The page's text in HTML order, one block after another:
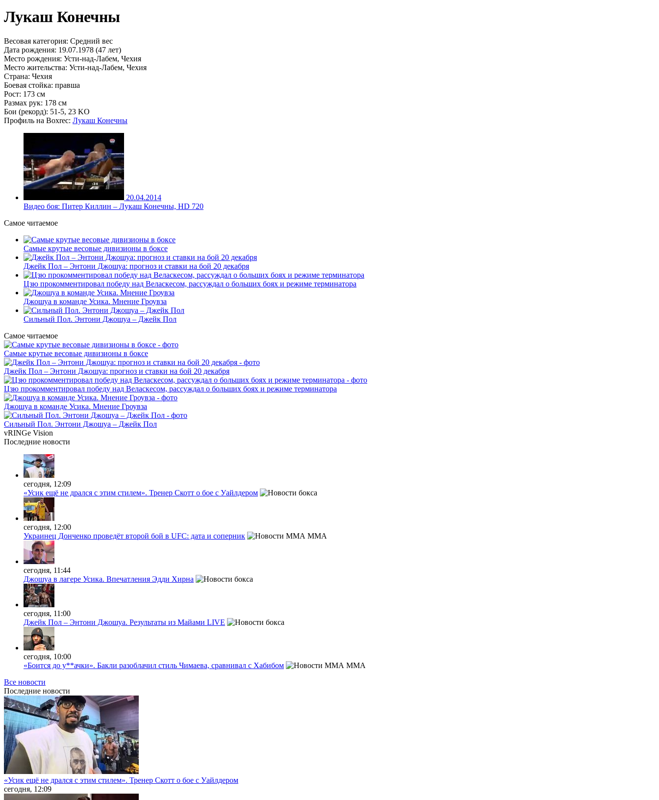
Лукаш Конечны
Весовая категория: Средний вес
Дата рождения: 19.07.1978 (47 лет)
Место рождения: Усти-над-Лабем, Чехия
Место жительства: Усти-над-Лабем, Чехия
Страна: Чехия
Боевая стойка: правша
Рост: 173 см
Размах рук: 178 см
Бои (рекорд): 51-5, 23 KO
Профиль на Boxrec: Лукаш Конечны
20.04.2014
Видео боя: Питер Киллин – Лукаш Конечны, HD 720
Самое читаемое
Самые крутые весовые дивизионы в боксе
Джейк Пол – Энтони Джошуа: прогноз и ставки на бой 20 декабря
Цзю прокомментировал победу над Веласкесом, рассуждал о больших боях и режиме терминатора
Джошуа в команде Усика. Мнение Гроувза
Сильный Пол. Энтони Джошуа – Джейк Пол
Самое читаемое
Самые крутые весовые дивизионы в боксе
Джейк Пол – Энтони Джошуа: прогноз и ставки на бой 20 декабря
Цзю прокомментировал победу над Веласкесом, рассуждал о больших боях и режиме терминатора
Джошуа в команде Усика. Мнение Гроувза
Сильный Пол. Энтони Джошуа – Джейк Пол
vRINGe Vision
Последние новости
сегодня, 12:09
«Усик ещё не дрался с этим стилем». Тренер Скотт о бое с Уайлдером
сегодня, 12:00
Украинец Донченко проведёт второй бой в UFC: дата и соперник
MMA
сегодня, 11:44
Джошуа в лагере Усика. Впечатления Эдди Хирна
сегодня, 11:00
Джейк Пол – Энтони Джошуа. Результаты из Майами LIVE
сегодня, 10:00
«Боится до у**ачки». Бакли разоблачил стиль Чимаева, сравнивал с Хабибом
MMA
Все новости
Последние новости
«Усик ещё не дрался с этим стилем». Тренер Скотт о бое с Уайлдером
сегодня, 12:09